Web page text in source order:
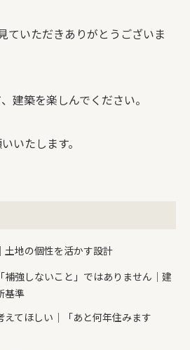
ていただきありがとうございま
建築を楽しんでください。
いたします。
土地の個性を活かす設計
強しないこと」ではありません｜建
基準
えてほしい｜「あと何年住みます